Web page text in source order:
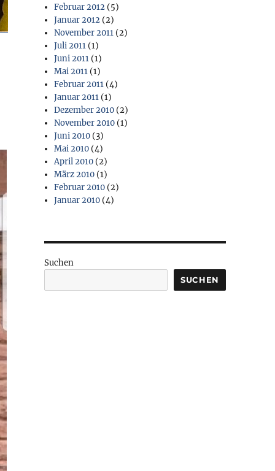
Februar 2012 (5)
Januar 2012 (2)
November 2011 (2)
Juli 2011 (1)
Juni 2011 (1)
Mai 2011 (1)
Februar 2011 (4)
Januar 2011 (1)
Dezember 2010 (2)
November 2010 (1)
Juni 2010 (3)
Mai 2010 (4)
April 2010 (2)
März 2010 (1)
Februar 2010 (2)
Januar 2010 (4)
Suchen
SUCHEN